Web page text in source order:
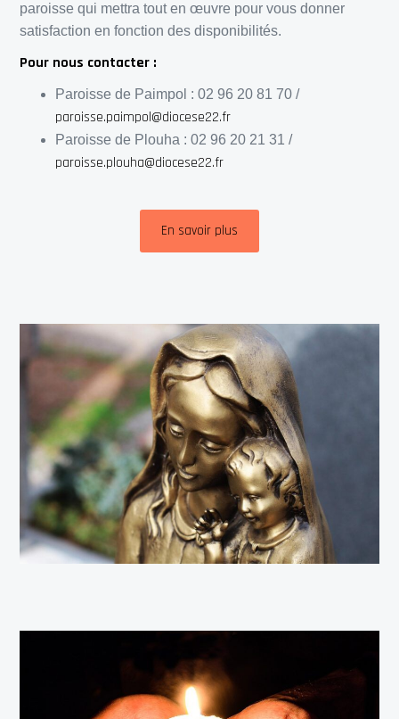
paroisse qui mettra tout en œuvre pour vous donner
satisfaction en fonction des disponibilités.
Pour nous contacter :
Paroisse de Paimpol : 02 96 20 81 70 /
paroisse.paimpol@diocese22.fr
Paroisse de Plouha : 02 96 20 21 31 /
paroisse.plouha@diocese22.fr
En savoir plus